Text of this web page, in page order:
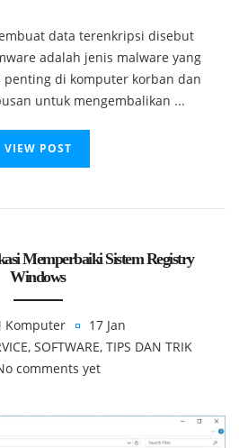
data terenkripsi disebut
adalah jenis malware yang
di komputer korban dan
untuk mengembalikan ...
VIEW POST
Memperbaiki Sistem Registry
Windows
Komputer
17 Jan
, SOFTWARE, TIPS DAN TRIK
comments yet